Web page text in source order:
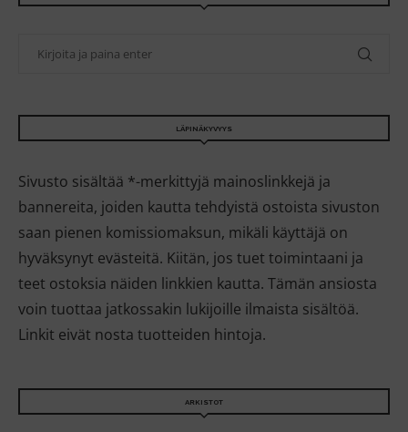
LÄPINÄKYVYYS
Sivusto sisältää *-merkittyjä mainoslinkkejä ja
bannereita, joiden kautta tehdyistä ostoista sivuston
saan pienen komissiomaksun, mikäli käyttäjä on
hyväksynyt evästeitä. Kiitän, jos tuet toimintaani ja
teet ostoksia näiden linkkien kautta. Tämän ansiosta
voin tuottaa jatkossakin lukijoille ilmaista sisältöä.
Linkit eivät nosta tuotteiden hintoja.
ARKISTOT